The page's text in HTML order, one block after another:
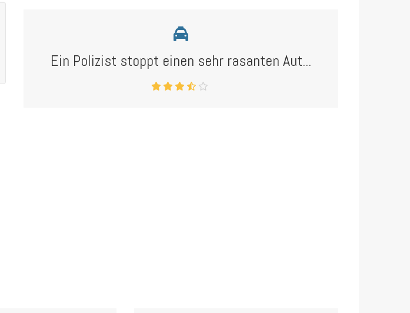
Ein Polizist stoppt einen sehr rasanten Aut...